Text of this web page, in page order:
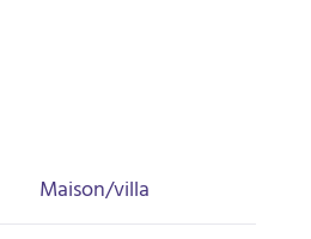
Maison/villa